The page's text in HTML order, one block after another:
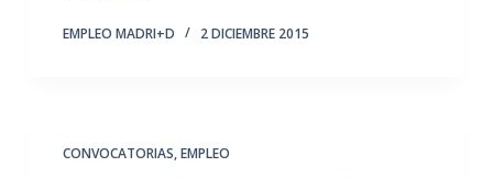
EMPLEO MADRI+D 2 DICIEMBRE 2015
CONVOCATORIAS,EMPLEO